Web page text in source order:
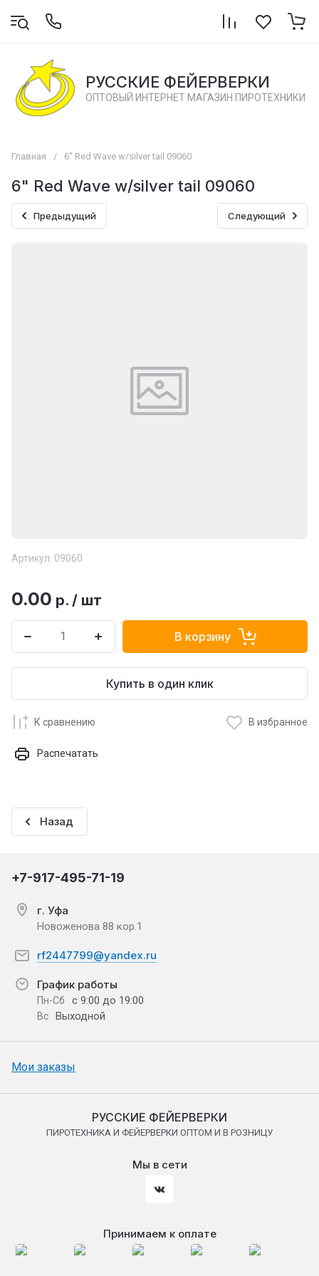
РУССКИЕ ФЕЙЕРВЕРКИ
ОПТОВЫЙ ИНТЕРНЕТ МАГАЗИН ПИРОТЕХНИКИ
Главная / 6" Red Wave w/silver tail 09060
6" Red Wave w/silver tail 09060
Предыдущий Следующий
Артикул: 09060
0.00 р. / шт
В корзину
Купить в один клик
К сравнению В избранное
Распечатать
Назад
+7-917-495-71-19
г. Уфа
Новоженова 88 кор.1
rf2447799@yandex.ru
График работы
Пн-Сб с 9:00 до 19:00
Вс Выходной
Мои заказы
РУССКИЕ ФЕЙЕРВЕРКИ
ПИРОТЕХНИКА И ФЕЙЕРВЕРКИ ОПТОМ И В РОЗНИЦУ
Мы в сети
Принимаем к оплате